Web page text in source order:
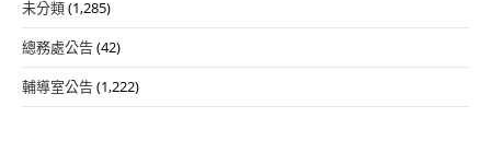
未分類(1,285)
總務處公告(42)
輔導室公告(1,222)